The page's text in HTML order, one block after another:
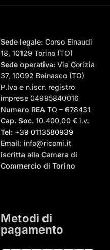
Sede legale:Corso Einaudi
18, 10129 Torino (TO)
Sede operativa:Via Gorizia
37, 10092 Beinasco (TO)
P.Iva e n.iscr. registro
imprese 04995840016
Numero REA TO – 678431
Cap. Soc.10.400,00 € i.v.
Tel:+39 0113580939
Email: info@ricomi.it
iscritta alla Camera di
Commercio di Torino
Metodi di
pagamento